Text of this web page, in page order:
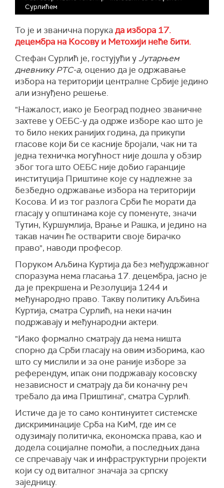
Сурлићем
То је и званична порукада избора 17.
децембра на Косову и Метохији неће бити.
Стефан Сурлић је, гостујући у Јутарњем
дневнику РТС-а, оценио да је одржавање
избора на територији централне Србије једино
али изнуђено решење.
"Нажалост, иако је Београд поднео званичне
захтеве у ОЕБС-у да одрже изборе као што је
то било неких ранијих година, да прикупи
гласове који би се касније бројали, чак ни та
једна техничка могућност није дошла у обзир
због тога што ОЕБС није добио гаранције
институција Приштине које су надлежне за
безбедно одржавање избора на територији
Косова. И из тог разлога Срби ће морати да
гласају у општинама које су поменуте, значи
Тутин, Куршумлија, Врање и Рашка, и једино на
такав начин ће остварити своје бирачко
право", наводи професор.
Поруком Аљбина Куртија да без међудржавног
споразума нема гласања 17. децембра, јасно је
да је прекршена и Резолуција 1244 и
међународно право. Такву политику Аљбина
Куртија, сматра Сурлић, на неки начин
подржавају и међународни актери.
"Иако формално сматрају да нема ништа
спорно да Срби гласају на овим изборима, као
што су мислили и за оне раније изборе за
референдум, ипак они подржавају косовску
независност и сматрају да би коначну реч
требало да има Приштина", сматра Сурлић.
Истиче да је то само континуитет системске
дискриминације Срба на КиМ, где им се
одузимају политичка, економска права, као и
додела социјалне помоћи, а последњих дана
се спречавају чак и инфраструктурни пројекти
који су од виталног значаја за српску
заједницу.